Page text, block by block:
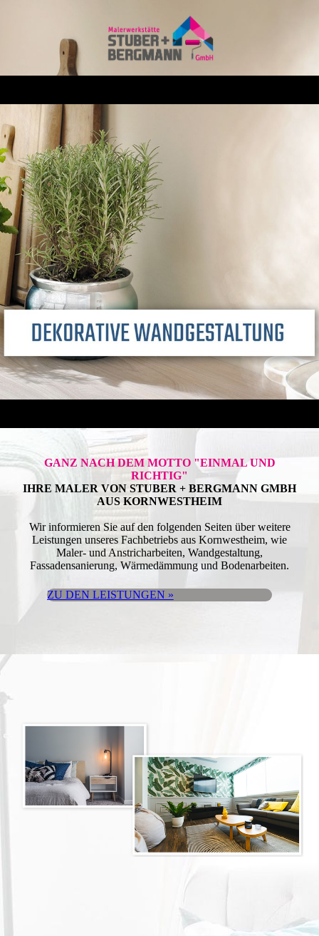
GANZ NACH DEM MOTTO "EINMAL UND
RICHTIG"
IHRE MALER VON STUBER + BERGMANN GMBH
AUS KORN­WESTHEIM
Wir informieren Sie auf den folgenden Seiten über weitere
Leistungen unseres Fachbetriebs aus Kornwestheim, wie
Maler- und Anstricharbeiten, Wandgestaltung,
Fassadensanierung, Wärmedämmung und Bodenarbeiten.
ZU DEN LEISTUNGEN »